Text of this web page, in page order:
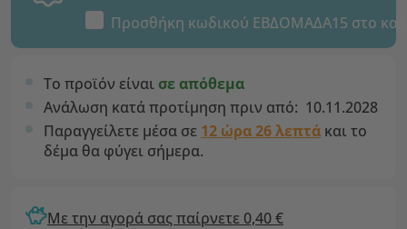
Προσθήκη κωδικού ΕΒΔΟΜΑΔΑ15 στο
Το προϊόν είναι σε απόθεμα
Ανάλωση κατά προτίμηση πριν από: 10.11.2028
Παραγγείλετε μέσα σε 12 ώρα 26 λεπτά και το
δέμα θα φύγει σήμερα.
Με την αγορά σας παίρνετε 0,40 €